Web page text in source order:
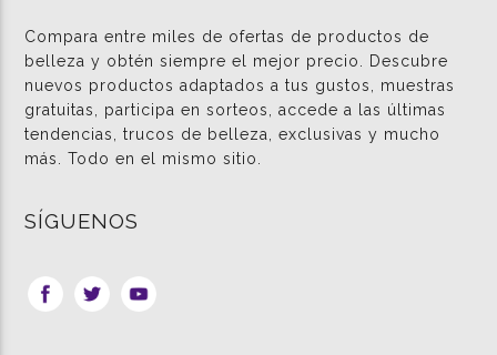
Compara entre miles de ofertas de productos de
belleza y obtén siempre el mejor precio. Descubre
nuevos productos adaptados a tus gustos, muestras
gratuitas, participa en sorteos, accede a las últimas
tendencias, trucos de belleza, exclusivas y mucho
más. Todo en el mismo sitio.
SÍGUENOS